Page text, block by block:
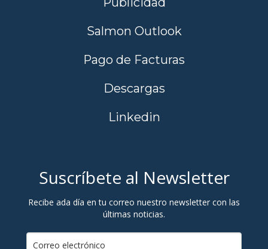
Salmon Outlook
Pago de Facturas
Descargas
Linkedin
Suscríbete al Newsletter
Recibe ada día en tu correo nuestro newsletter con las
últimas noticias.